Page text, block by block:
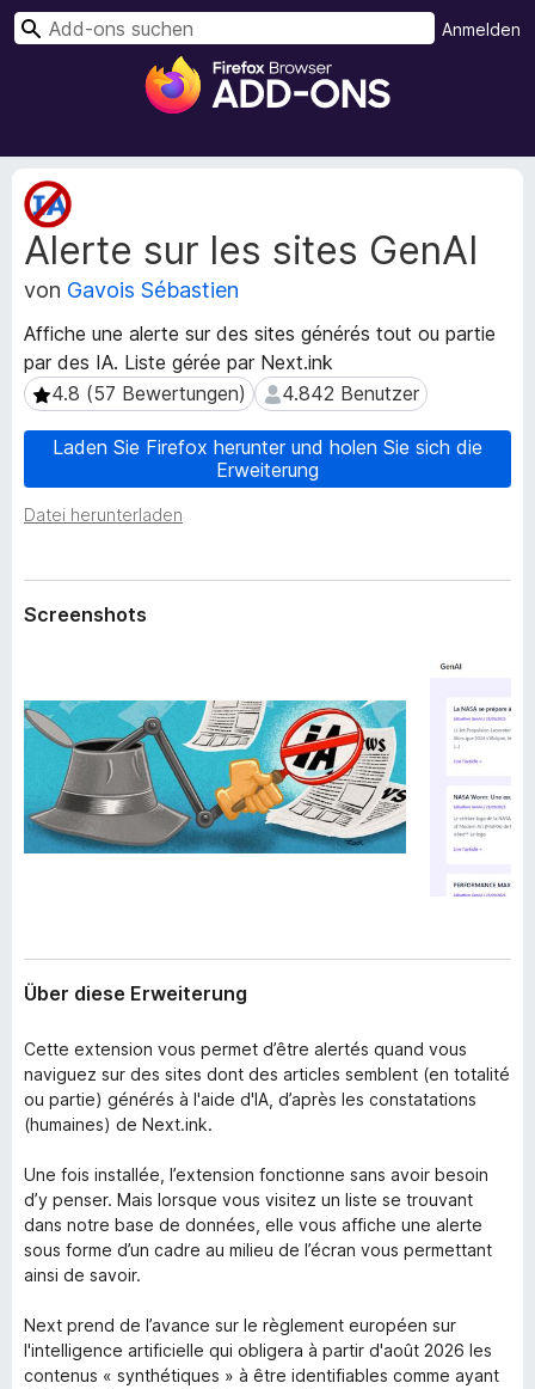
A
d
-
s
r
d
e
n
F
i
o
r
o
w
s
e
r
Anmelden
S
Alerte sur les sites GenAI
von Gavois Sébastien
Affiche une alerte sur des sites générés tout ou partie
par des IA. Liste gérée par Next.ink
4.8 (57 Bewertungen)
4.8 (57 Bewertungen) 4.842 Benutzer
4.842 Benutzer
Laden Sie Firefox herunter und holen Sie sich die
Erweiterung
Datei herunterladen
M
e
t
a
d
t
e
n
z
E
r
t
n
Screenshots
Über diese Erweiterung
Cette extension vous permet d’être alertés quand vous
naviguez sur des sites dont des articles semblent (en totalité
ou partie) générés à l'aide d'IA, d’après les constatations
(humaines) de Next.ink.
Une fois installée, l’extension fonctionne sans avoir besoin
d’y penser. Mais lorsque vous visitez un liste se trouvant
dans notre base de données, elle vous affiche une alerte
sous forme d’un cadre au milieu de l’écran vous permettant
ainsi de savoir.
Next prend de l’avance sur le règlement européen sur
l'intelligence artificielle qui obligera à partir d'août 2026 les
contenus « synthétiques » à être identifiables comme ayant